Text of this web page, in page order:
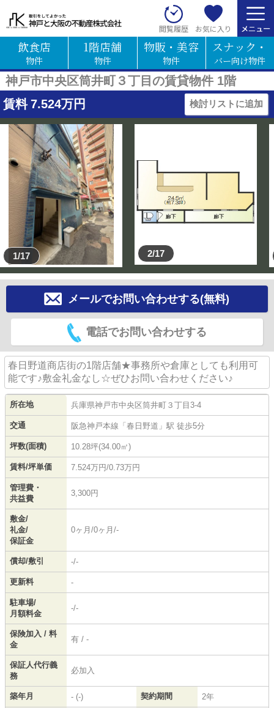
閲覧履歴 お気に入り
飲食店
物件
1階店舗
物件
物販・美容
物件
スナック・
バー向け物件
神戸市中央区筒井町３丁目の賃貸物件 1階
賃料 7.524万円 検討リストに追加
1/17 2/17
メールでお問い合わせする(無料)
電話でお問い合わせする
春日野道商店街の1階店舗★事務所や倉庫としても利用可
能です♪敷金礼金なし☆ぜひお問い合わせください♪
所在地 兵庫県神戸市中央区筒井町 ３丁目3-4
交通 阪急神戸本線 「 春日野道 」駅 徒歩5分
坪数(面積) 10.28坪(34.00㎡)
賃料/坪単価 7.524万円/0.73万円
管理費・
共益費
3,300円
敷金/
礼金/
保証金
0ヶ月/0ヶ月/-
償却/敷引 -/-
更新料 -
駐車場/
月額料金
-/-
保険加入 / 料
金
有 / -
保証人代行義
務
必加入
築年月 - (-) 契約期間 2年